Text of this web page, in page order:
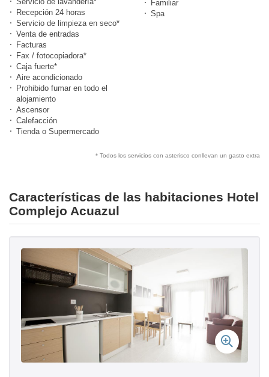
Recepción 24 horas
Servicio de limpieza en seco*
Venta de entradas
Facturas
Fax / fotocopiadora*
Caja fuerte*
Aire acondicionado
Prohibido fumar en todo el
alojamiento
Ascensor
Calefacción
Tienda o Supermercado
Familiar
Spa
* Todos los servicios con asterisco conllevan un gasto extra
Características de las habitaciones Hotel
Complejo Acuazul